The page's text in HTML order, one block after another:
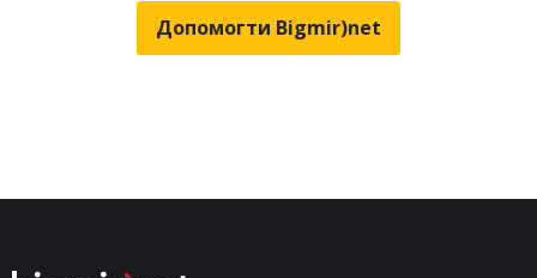
Допомогти Bigmir)net